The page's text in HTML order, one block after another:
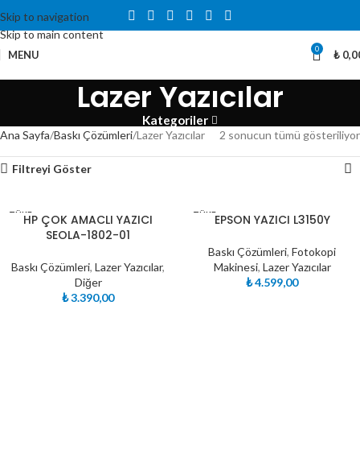
Skip to navigation
Skip to main content
MENU 0 ₺
Lazer Yazıcılar
Kategoriler
Ana Sayfa Baskı Çözümleri Lazer Yazıcılar 2 sonucun tümü gösteriliyor
Filtreyi Göster
TÜKE
NDIHP ÇOK AMACLI YAZICI
SEOLA-1802-01
Baskı Çözümleri, Lazer Yazıcılar,
Diğer
₺3.390,00
TÜKEEPSON YAZICI L3150Y
Baskı Çözümleri, Fotokopi
Makinesi, Lazer Yazıcılar
₺4.599,00